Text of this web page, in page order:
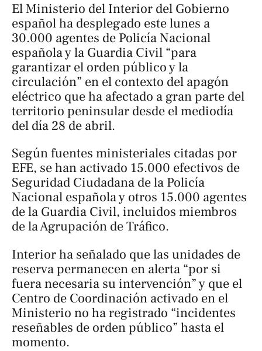
El Ministerio del Interior del Gobierno
español ha desplegado este lunes a
30.000 agentes de Policía Nacional
española y la Guardia Civil “para
garantizar el orden público y la
circulación” en el contexto del apagón
eléctrico que ha afectado a gran parte del
territorio peninsular desde el mediodía
del día 28 de abril.
Según fuentes ministeriales citadas por
EFE, se han activado 15.000 efectivos de
Seguridad Ciudadana de la Policía
Nacional española y otros 15.000 agentes
de la Guardia Civil, incluidos miembros
de la Agrupación de Tráfico.
Interior ha señalado que las unidades de
reserva permanecen en alerta “por si
fuera necesaria su intervención” y que el
Centro de Coordinación activado en el
Ministerio no ha registrado “incidentes
reseñables de orden público” hasta el
momento.